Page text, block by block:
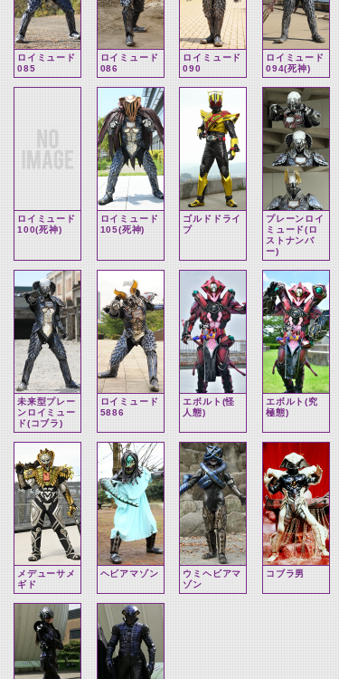
ロイミュード
085
ロイミュード
086
ロイミュード
090
ロイミュード
094(死神)
ロイミュード
100(死神)
ロイミュード
105(死神)
ゴルドドライ
ブ
プレーンロイ
ミュード(ロ
ストナンバ
ー)
未来型プレー
ンロイミュー
ド(コブラ)
ロイミュード
5886
エボルト(怪
人態)
エボルト(究
極態)
メデューサメ
ギド
ヘビアマゾン
ウミヘビアマ
ゾン
コブラ男